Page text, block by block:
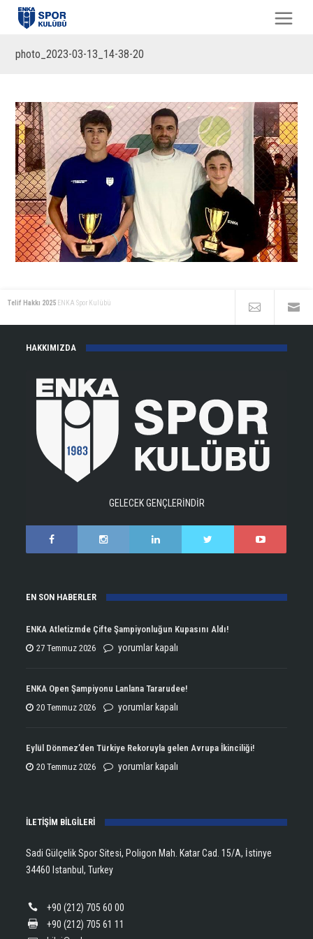
photo_2023-03-13_14-38-20
Telif Hakkı 2025 ENKA Spor Kulübü
HAKKIMIZDA
GELECEK GENÇLERİNDİR
EN SON HABERLER
ENKA Atletizmde Çifte Şampiyonluğun Kupasını Aldı!
27 Temmuz 2026
ENKA
Çifte
Şampiyonluğun
Aldı!
yorumlar kapalı
ENKA Open Şampiyonu Lanlana Tararudee!
20 Temmuz 2026
ENKA
Şampiyonu
Lanlana
yorumlar kapalı
Eylül Dönmez’den Türkiye Rekoruyla gelen Avrupa İkinciliği!
20 Temmuz 2026
Eylül
Rekoruyla
Avrupa
yorumlar kapalı
İLETİŞİM BİLGİLERİ
Sadi Gülçelik Spor Sitesi, Poligon Mah. Katar Cad. 15/A, İstinye
34460 Istanbul, Turkey
+90 (212) 705 60 00
+90 (212) 705 61 11